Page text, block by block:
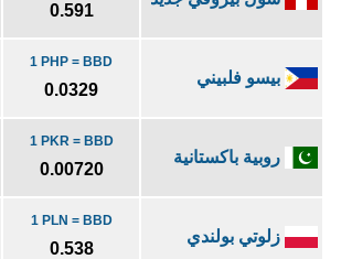
0.591
بيسو فلبيني
1 PHP = BBD
0.0329
روبية باكستانية
1 PKR = BBD
0.00720
زلوتي بولندي
1 PLN = BBD
0.538